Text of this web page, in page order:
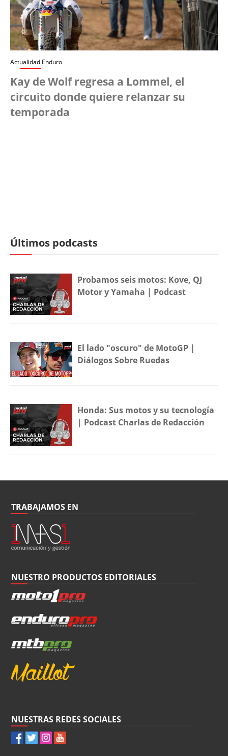
Actualidad Enduro
Kay de Wolf regresa a Lommel, el
circuito donde quiere relanzar su
temporada
Últimos podcasts
Probamos seis motos: Kove, QJ
Motor y Yamaha | Podcast
El lado "oscuro" de MotoGP |
Diálogos Sobre Ruedas
Honda: Sus motos y su tecnología
| Podcast Charlas de Redacción
TRABAJAMOS EN
NUESTRO PRODUCTOS EDITORIALES
NUESTRAS REDES SOCIALES